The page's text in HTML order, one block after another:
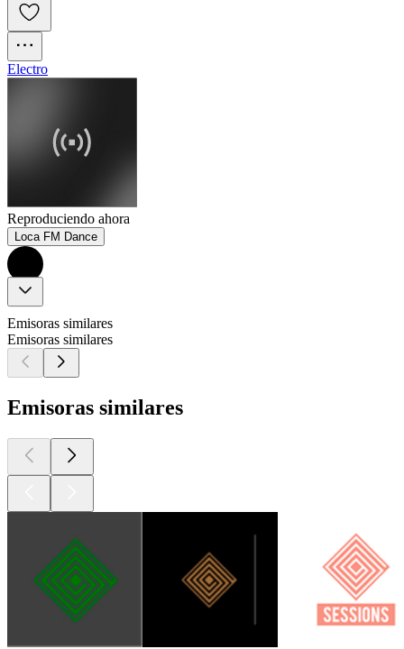
Electro
Reproduciendo ahora
Loca FM Dance
Emisoras similares
Emisoras similares
Emisoras similares